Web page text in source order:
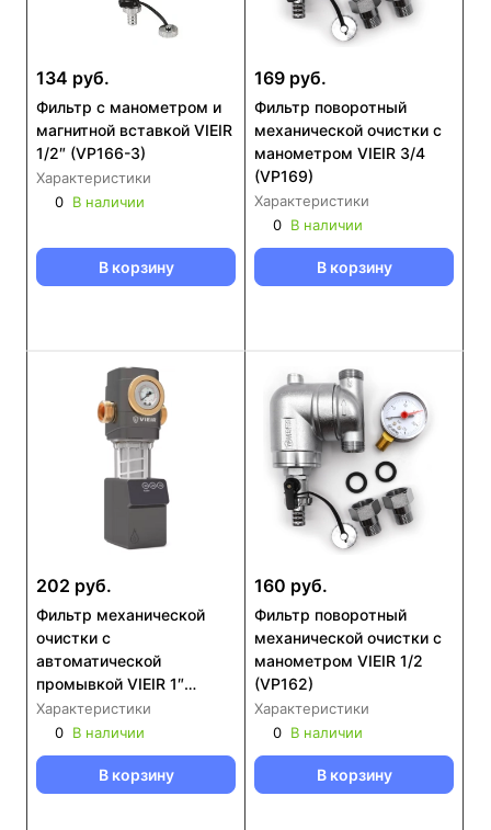
134 руб.
Фильтр с манометром и
магнитной вставкой VIEIR
1/2″ (VP166-3)
Характеристики
0 В наличии
В корзину
169 руб.
Фильтр поворотный
механической очистки с
манометром VIEIR 3/4
(VP169)
Характеристики
0 В наличии
В корзину
202 руб.
Фильтр механической
очистки с
автоматической
промывкой VIEIR 1″
(VR256)
Характеристики
0 В наличии
В корзину
160 руб.
Фильтр поворотный
механической очистки с
манометром VIEIR 1/2
(VP162)
Характеристики
0 В наличии
В корзину